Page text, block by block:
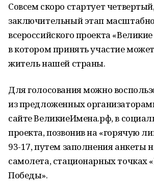
Совсем скоро стартует
заключительный этап
всероссийского проекта
в котором принять участие
житель нашей страны.
Для голосования можно
из предложенных
сайте ВеликиеИмена.рф, в
проекта, позвонив на «горячую
93-17, путем заполнения анкеты
самолета, стационарных точках
Победы».